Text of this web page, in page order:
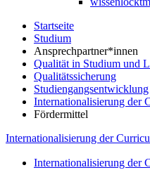
Startseite
Studium
Ansprechpartner*innen
Qualität in Studium und
Qualitätssicherung
Studiengangsentwicklung
Internationalisierung der
Fördermittel
Internationalisierung der
Internationalisierung der